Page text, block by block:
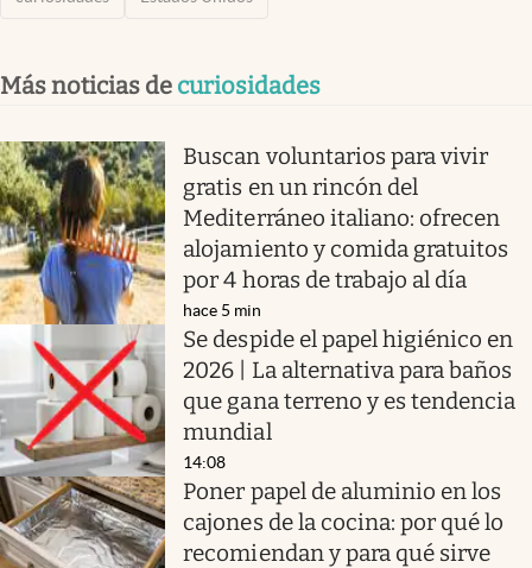
Más noticias de curiosidades
Buscan voluntarios para vivir
gratis en un rincón del
Mediterráneo italiano: ofrecen
alojamiento y comida gratuitos
por 4 horas de trabajo al día
hace 5 min
Se despide el papel higiénico en
2026 | La alternativa para baños
que gana terreno y es tendencia
mundial
14:08
Poner papel de aluminio en los
cajones de la cocina: por qué lo
recomiendan y para qué sirve